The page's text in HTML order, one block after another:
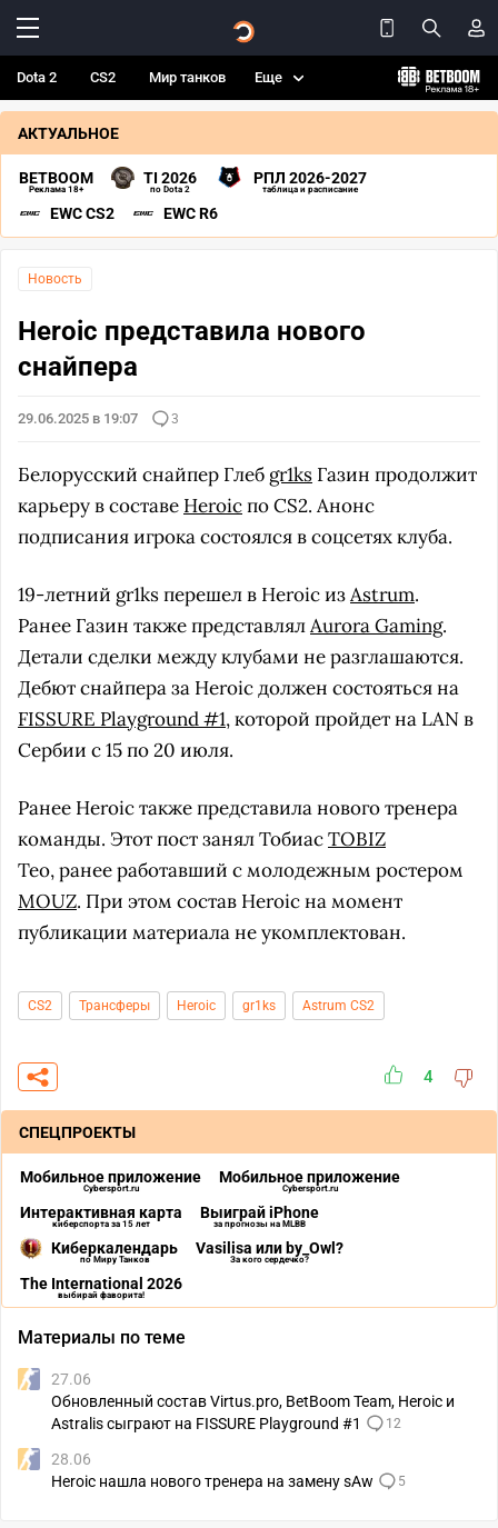
Dota 2 CS2 Мир танков Еще
АКТУАЛЬНОЕ
BETBOOM
Реклама 18+
TI 2026
по Dota 2
РПЛ 2026-2027
таблица и расписание
EWC CS2 EWC R6
Новость
Heroic представила нового
снайпера
29.06.2025 в 19:07 3
Белорусский снайпер Глеб gr1ks Газин продолжит
карьеру в составе Heroicпо CS2. Анонс
подписания игрока состоялся в соцсетях клуба.
19-летний gr1ks перешел в Heroic изAstrum.
Ранее Газин также представлялAurora Gaming.
Детали сделки между клубами не разглашаются.
Дебют снайпера за Heroic должен состояться на
FISSURE Playground #1, которой пройдет на LAN в
Сербии с 15 по 20 июля.
Ранее Heroic также представила нового тренера
команды. Этот пост занял ТобиасTOBIZ
Тео, ранее работавший с молодежным ростером
MOUZ. При этом состав Heroic на момент
публикации материала не укомплектован.
CS2 Трансферы Heroic gr1ks Astrum CS2
4
СПЕЦПРОЕКТЫ
Мобильное приложение
Cybersport.ru
Мобильное приложение
Cybersport.ru
Интерактивная карта
киберспорта за 15 лет
Выиграй iPhone
за прогнозы на MLBB
Киберкалендарь
по Миру Танков
Vasilisa или by_Owl?
За кого сердечко?
The International 2026
выбирай фаворита!
Материалы по теме
27.06
Обновленный состав Virtus.pro, BetBoom Team, Heroic и
Astralis сыграют на FISSURE Playground #1
12
28.06
Heroic нашла нового тренера на замену sAw
5